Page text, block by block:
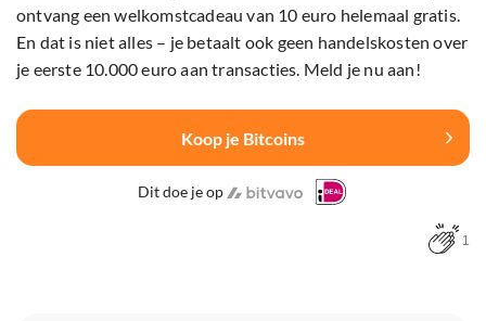
ontvang een welkomstcadeau van 10 euro helemaal gratis.
En dat is niet alles – je betaalt ook geen handelskosten over
je eerste 10.000 euro aan transacties. Meld je nu aan!
Koop je Bitcoins
Dit doe je op
1